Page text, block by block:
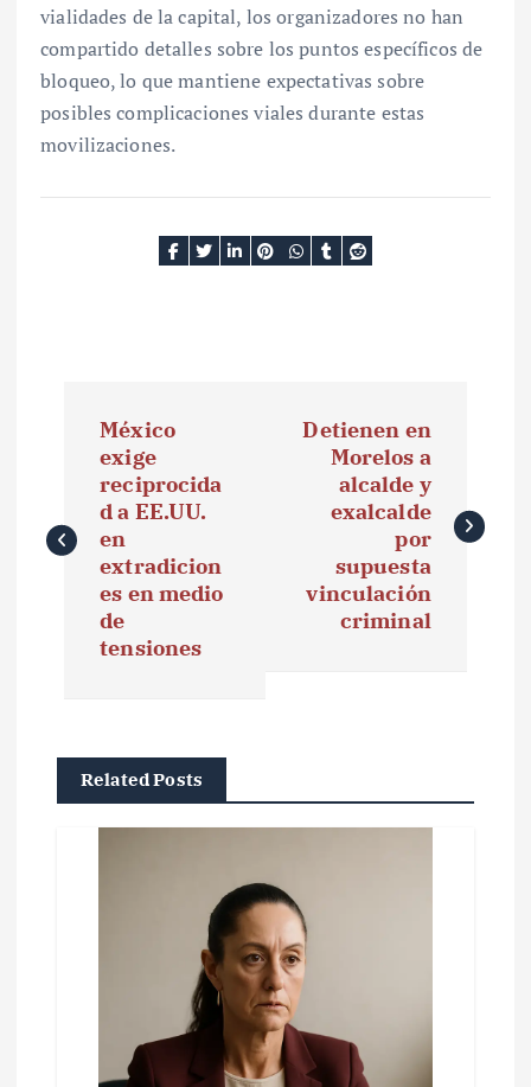
vialidades de la capital, los organizadores no han
compartido detalles sobre los puntos específicos de
bloqueo, lo que mantiene expectativas sobre
posibles complicaciones viales durante estas
movilizaciones.
e
México
exige
reciprocida
d a EE.UU.
en
extradicion
es en medio
de
tensiones
Detienen en
Morelos a
alcalde y
exalcalde
por
supuesta
vinculación
criminal
Related Posts